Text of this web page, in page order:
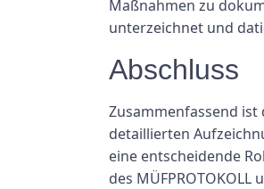
Maßnahmen zu
unterzeichnet und
Abschluss
Zusammenfassend
detaillierten
eine entscheidende
des